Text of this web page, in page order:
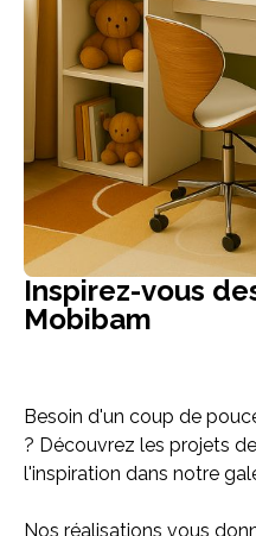
Inspirez-vous
Mobibam
Besoin d'un coup de
? Découvrez les projets
l'inspiration dans notre
Nos réalisations vous